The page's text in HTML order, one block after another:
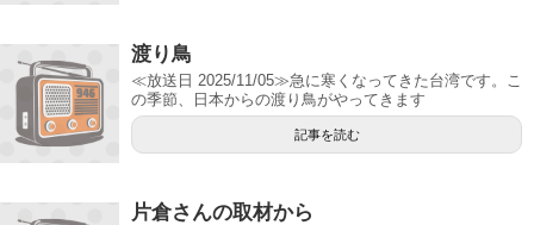
渡り鳥
≪放送日 2025/11/05≫急に寒くなってきた台湾です。こ
の季節、日本からの渡り鳥がやってきます
記事を読む
片倉さんの取材から